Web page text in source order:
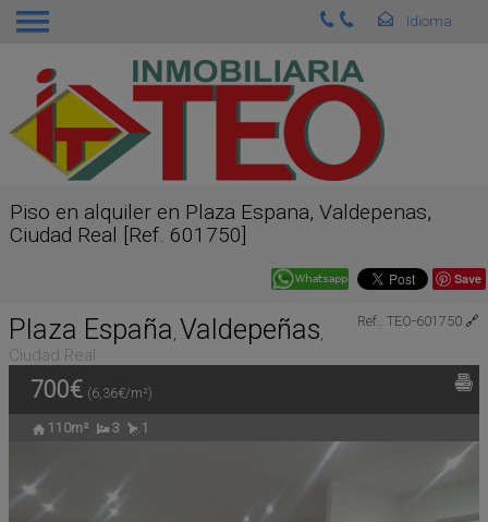
Piso en alquiler en Plaza Espana, Valdepenas,
Ciudad Real [Ref. 601750]
Save
Ref.. TEO-601750 🔗
Plaza España , Valdepeñas,
Ciudad Real
700€ (6,36€/m²)
110m² 3 1